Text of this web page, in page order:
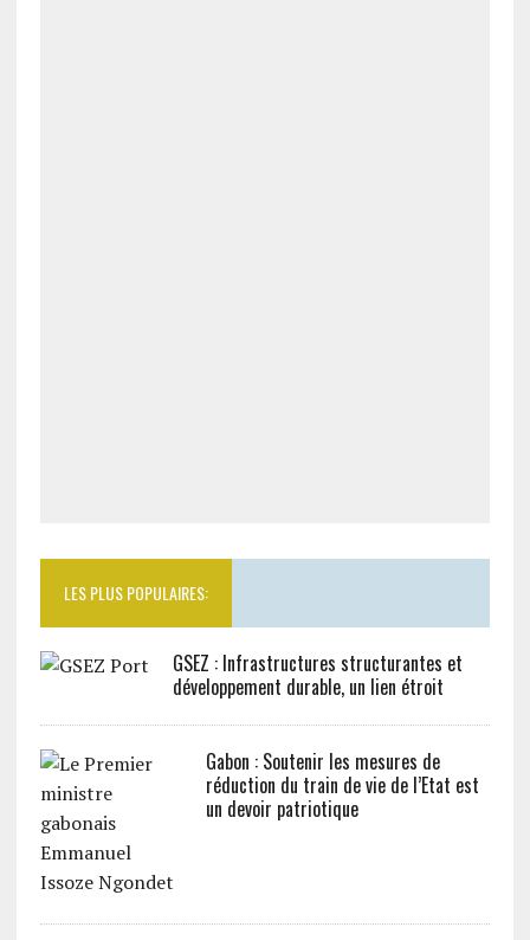
LES PLUS POPULAIRES:
GSEZ : Infrastructures structurantes et
développement durable, un lien étroit
Gabon : Soutenir les mesures de
réduction du train de vie de l’Etat est
un devoir patriotique